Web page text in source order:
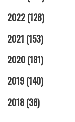
2022(128)
2021 (153)
2020(181)
2019(140)
2018(38)